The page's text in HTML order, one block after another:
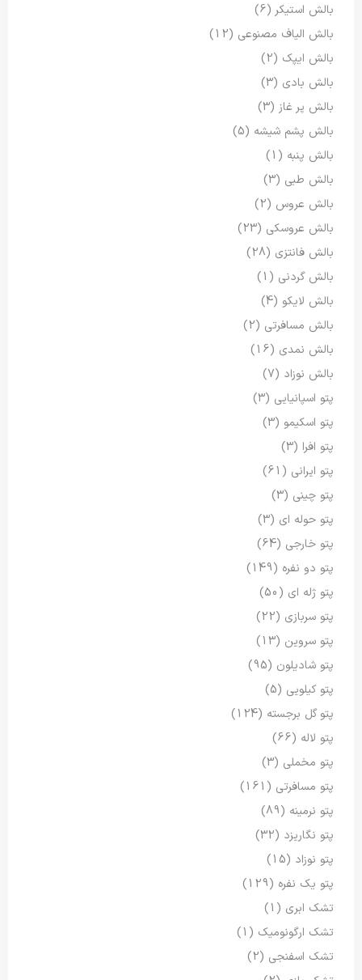
بالش استیکر (6)
بالش الیاف مصنوعی (12)
بالش ایپک (2)
بالش بادی (3)
بالش پر غاز (3)
بالش پشم شیشه (5)
بالش پنبه (1)
بالش طبی (3)
بالش عروس (2)
بالش عروسکی (23)
بالش فانتزی (28)
بالش گردنی (1)
بالش لایکو (4)
بالش مسافرتی (2)
بالش نمدی (16)
بالش نوزاد (7)
پتو اسپانیایی (3)
پتو اسکیمو (3)
پتو افرا (3)
پتو ایرانی (61)
پتو چینی (3)
پتو حوله ای (3)
پتو خارجی (64)
پتو دو نفره (149)
پتو ژله ای (50)
پتو سربازی (22)
پتو سروین (13)
پتو شادیلون (95)
پتو کیلویی (5)
پتو گل برجسته (124)
پتو لاله (66)
پتو مخملی (3)
پتو مسافرتی (161)
پتو نرمینه (89)
پتو نگاریزد (32)
پتو نوزاد (15)
پتو یک نفره (129)
تشک ابری (1)
تشک ارگونومیک (1)
تشک اسفنجی (2)